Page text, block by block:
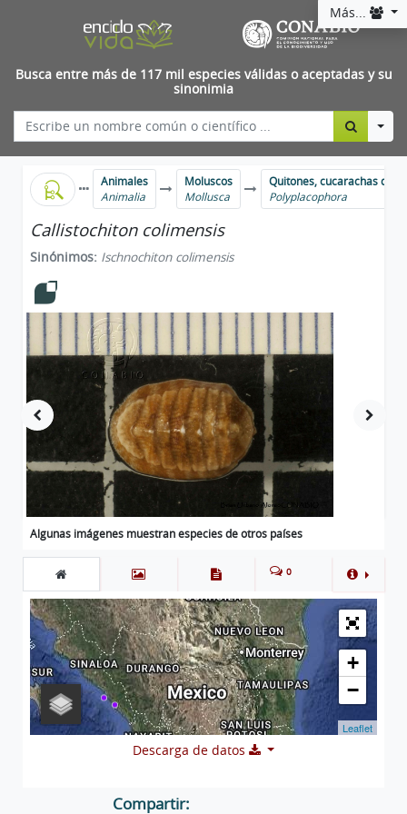
Más...
Busca entre más de 117 mil especies válidas o aceptadas y su
sinonimia
Animales
Animalia
Moluscos
Mollusca
Quitones, cucarachas de
Polyplacophora
Callistochiton colimensis
Sinónimos: Ischnochiton colimensis
Algunas imágenes muestran especies de otros países
0
+
−
Leaflet
Descarga de datos
Compartir: